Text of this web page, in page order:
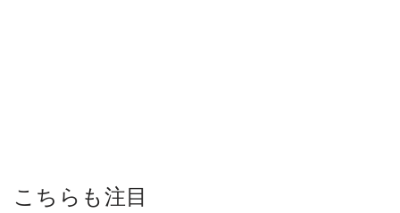
こちらも注目